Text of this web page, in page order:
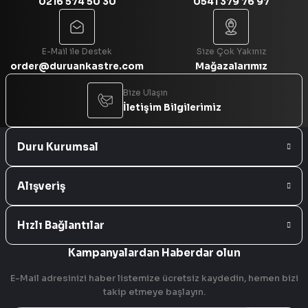
E-Mail ile Destek
order@duruankastre.com
Size Çok Yakınız
Mağazalarımız
Bize Ulaşın
İletişim Bilgilerimiz
Duru Kurumsal
Alışveriş
Hızlı Bağlantılar
Kampanyalardan Haberdar olun
E-Mail adresinizi haber listemize ücretsiz kaydedin, hemen bizi
takip etmeye başlayın.